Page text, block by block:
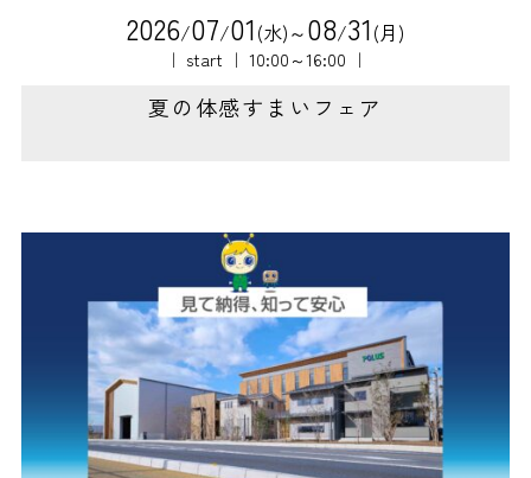
2026/07/01(水)～08/31(月)
｜ start ｜ 10:00～16:00 ｜
夏の体感すまいフェア